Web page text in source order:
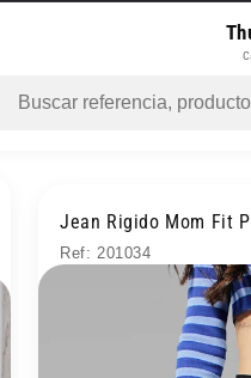
Jean Rigido Mom Fit
Ref: 201034